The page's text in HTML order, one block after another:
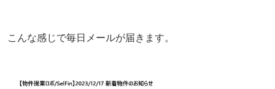
こんな感じで毎日メールが届きます。